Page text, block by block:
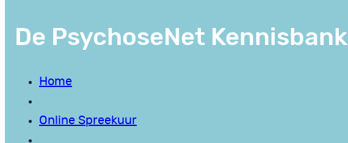
De PsychoseNet Kennisbank
Home
Online Spreekuur